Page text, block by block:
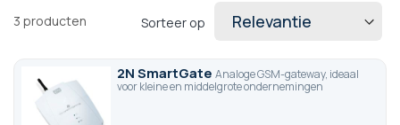
3 producten Sorteer op
2N SmartGate Analoge GSM-gateway, ideaal
voor kleine en middelgrote ondernemingen